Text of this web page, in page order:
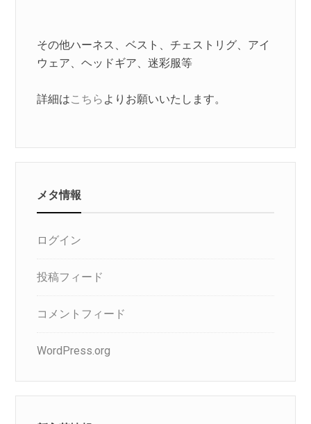
その他ハーネス、ベスト、チェストリグ、アイ
ウェア、ヘッドギア、迷彩服等
詳細はこちら よりお願いいたします。
メタ情報
ログイン
投稿フィード
コメントフィード
WordPress.org